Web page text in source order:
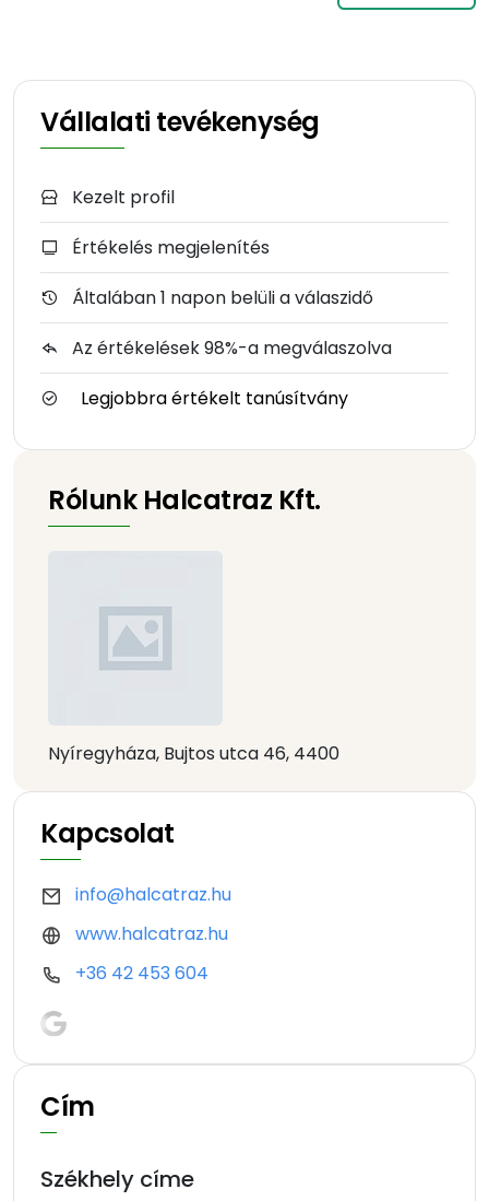
Vállalati tevékenység
Kezelt profil
Értékelés megjelenítés
Általában 1 napon belüli a válaszidő
Az értékelések 98%-a megválaszolva
Legjobbra értékelt tanúsítvány
Rólunk Halcatraz Kft.
Nyíregyháza, Bujtos utca 46, 4400
Kapcsolat
info@halcatraz.hu
www.halcatraz.hu
+36 42 453 604
Cím
Székhely címe